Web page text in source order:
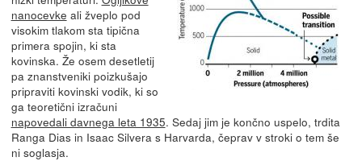
nanocevke ali žveplo pod
visokim tlakom sta tipična
primera spojin, ki sta
kovinska. Že osem desetletij
pa znanstveniki poizkušajo
pripraviti kovinski vodik, ki so
ga teoretični izračuni
napovedali davnega leta 1935. Sedaj jim je končno uspelo, trdita
Ranga Dias in Isaac Silvera s Harvarda, čeprav v stroki o tem še
ni soglasja.